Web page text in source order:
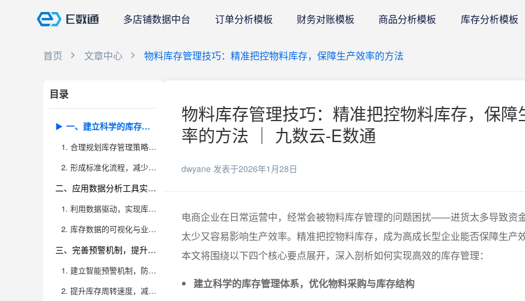
多店铺数据中台 订单分析模板 财务对账模板 商品分析模板 库存分析模板
首页 文章中心 物料库存管理技巧：精准把控物料库存，保障生产效率的方法
目录
一、建立科学的库存管理体系，优化物料采购与库存结构
1. 合理规划库存管理策略，夯实高效运营基础
2. 形成标准化流程，减少人为失误
二、应用数据分析工具实现库存精细化管理
1. 利用数据驱动，实现库存动态调控
2. 库存数据的可视化与业务联动
三、完善预警机制，提升库存周转与应变能力
1. 建立智能预警机制，防范库存风险
2. 提升库存周转速度，减少资金占压
物料库存管理技巧：精准把控物料库存，保障
率的方法 ｜ 九数云-E数通
dwyane 发表于2026年1月28日
电商企业在日常运营中，经常会被物料库存管理的问题困扰——进货太多导致资
太少又容易影响生产效率。精准把控物料库存，成为高成长型企业能否保障生产
本文将围绕以下四个核心要点展开，深入剖析如何实现高效的库存管理：
建立科学的库存管理体系，优化物料采购与库存结构